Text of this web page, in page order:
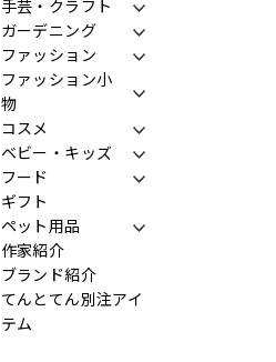
手芸・クラフト
ガーデニング
ファッション
ファッション小
物
コスメ
ベビー・キッズ
フード
ギフト
ペット用品
作家紹介
ブランド紹介
てんとてん別注アイ
テム